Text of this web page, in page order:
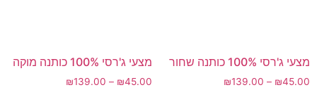
מצעי ג'רסי 100% כותנה שחור
₪45.00
–
₪139.00
מצעי ג'רסי 100% כותנה מוקה
₪45.00
–
₪139.00